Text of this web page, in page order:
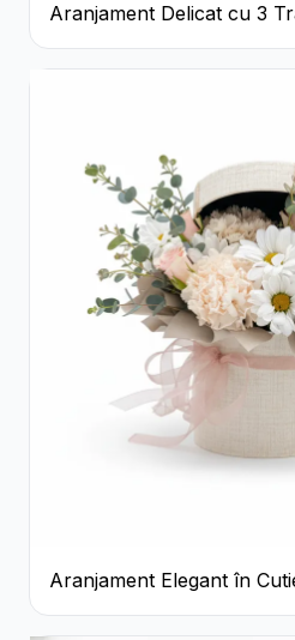
Aranjament Delicat cu 3
Roz în Cutie Albă
Aranjament Elegant în
Crizanteme și Trandafiri